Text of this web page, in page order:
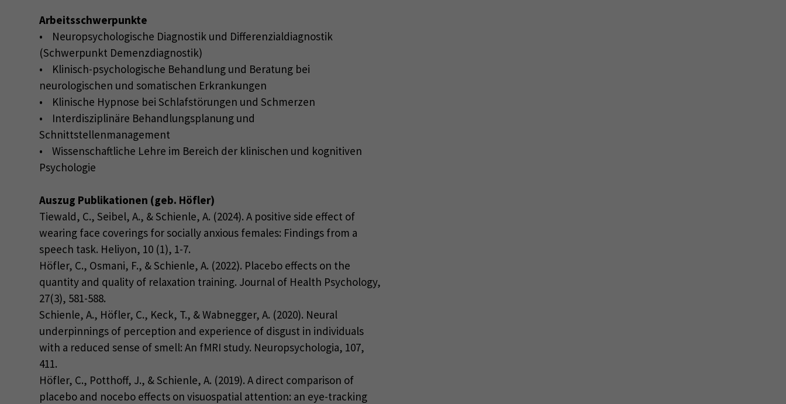
Arbeitsschwerpunkte
• Neuropsychologische Diagnostik und Differenzialdiagnostik
(Schwerpunkt Demenzdiagnostik)
• Klinisch-psychologische Behandlung und Beratung bei
neurologischen und somatischen Erkrankungen
• Klinische Hypnose bei Schlafstörungen und Schmerzen
• Interdisziplinäre Behandlungsplanung und
Schnittstellenmanagement
• Wissenschaftliche Lehre im Bereich der klinischen und kognitiven
Psychologie
Auszug Publikationen (geb. Höfler)
Tiewald, C., Seibel, A., & Schienle, A. (2024). A positive side effect of
wearing face coverings for socially anxious females: Findings from a
speech task. Heliyon, 10 (1), 1-7.
Höfler, C., Osmani, F., & Schienle, A. (2022). Placebo effects on the
quantity and quality of relaxation training. Journal of Health Psychology,
27(3), 581-588.
Schienle, A., Höfler, C., Keck, T., & Wabnegger, A. (2020). Neural
underpinnings of perception and experience of disgust in individuals
with a reduced sense of smell: An fMRI study. Neuropsychologia, 107,
411.
Höfler, C., Potthoff, J., & Schienle, A. (2019). A direct comparison of
placebo and nocebo effects on visuospatial attention: an eye-tracking